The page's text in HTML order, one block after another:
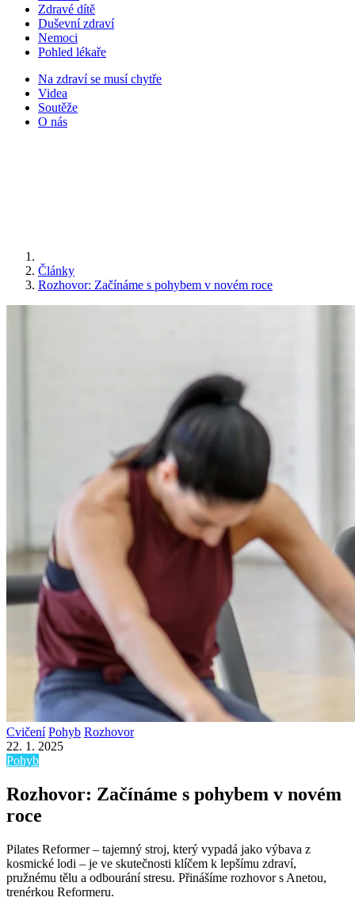
Zdravé dítě
Duševní zdraví
Nemoci
Pohled lékaře
Na zdraví se musí chytře
Videa
Soutěže
O nás
Články
Rozhovor: Začínáme s pohybem v novém roce
Cvičení Pohyb Rozhovor
22. 1. 2025
Pohyb
Rozhovor: Začínáme s pohybem v novém
roce
Pilates Reformer – tajemný stroj, který vypadá jako výbava z
kosmické lodi – je ve skutečnosti klíčem k lepšímu zdraví,
pružnému tělu a odbourání stresu. Přinášíme rozhovor s Anetou,
trenérkou Reformeru.